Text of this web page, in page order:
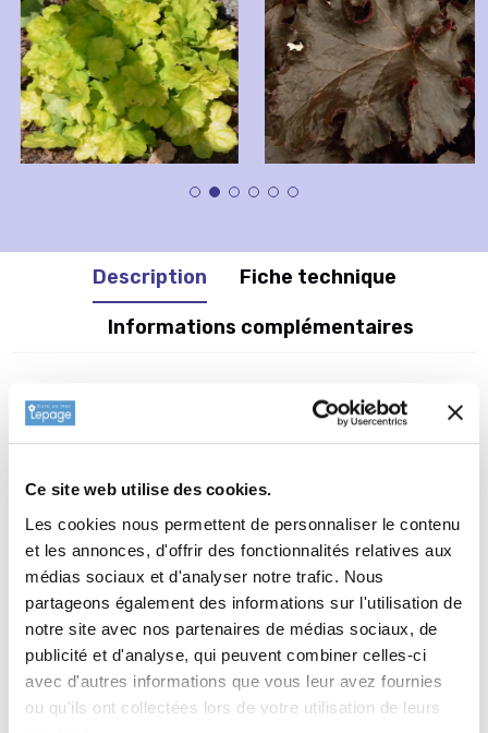
Ce site web utilise des cookies.
Les cookies nous permettent de personnaliser le contenu
et les annonces, d'offrir des fonctionnalités relatives aux
médias sociaux et d'analyser notre trafic. Nous
partageons également des informations sur l'utilisation de
notre site avec nos partenaires de médias sociaux, de
publicité et d'analyse, qui peuvent combiner celles-ci
avec d'autres informations que vous leur avez fournies
ou qu'ils ont collectées lors de votre utilisation de leurs
Description Fiche technique
Informations complémentaires
Informations botaniques
Famille : Saxifragaceae
Complément : 0
Plantation deHEUCHERA 'Wild Rose'
La plantation dune vivace est une opération très simple. Faire
un trou de 2 à 3 fois la taille du pot. Ameublir au fond du trou
et venir écraser la terre meuble avec la motte de votre
HEUCHERA 'Wild Rose' . Reboucher avec la terre que vous
avez sortie auparavant. Paillez avec 2 à 3 cm de copeau de